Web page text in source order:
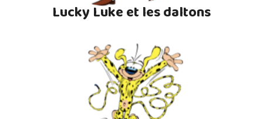
Lucky Luke et les daltons